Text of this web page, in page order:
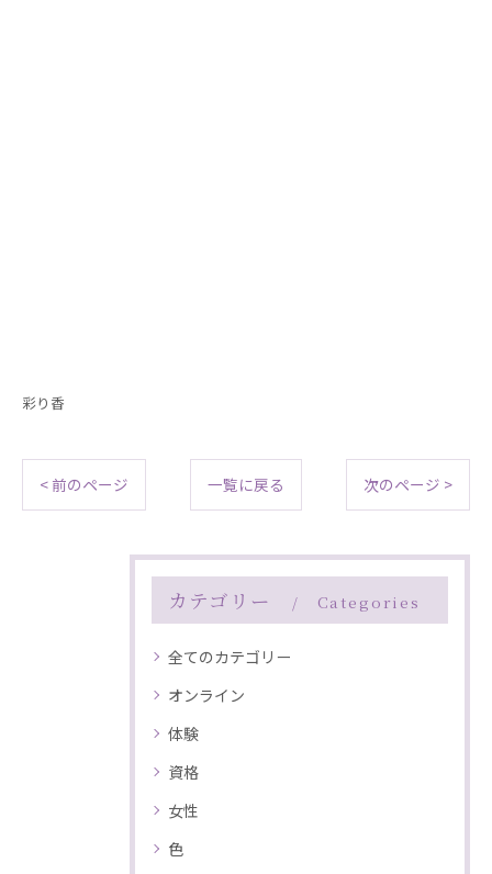
彩り香
< 前のページ 一覧に戻る 次のページ >
カテゴリー Categories
全てのカテゴリー
オンライン
体験
資格
女性
色